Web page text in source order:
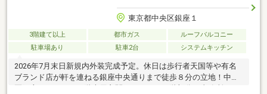
東京都中央区銀座１
3階建て以上 都市ガス
ルーフバルコニー
駐車場あり
駐車2台 システムキッチン
2026年7月末日新規内外装完成予定。休日は歩行者天国等や有名
ブランド店が軒を連ねる銀座中央通りまで徒歩８分の立地！中央